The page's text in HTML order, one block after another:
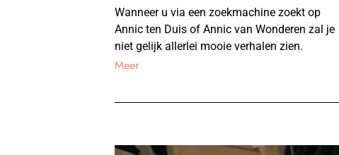
Wanneer u via een zoekmachine zoekt op
Annic ten Duis of Annic van Wonderen zal je
niet gelijk allerlei mooie verhalen zien.
Meer